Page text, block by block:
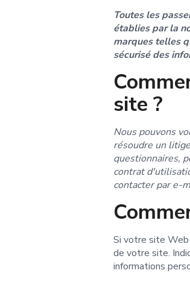
Toutes les
établies par la
marques telles
sécurisé des
site ?
Nous pouvons
résoudre un
questionnaires,
contrat
contacter par e-
Si votre site Web
de votre site.
informations